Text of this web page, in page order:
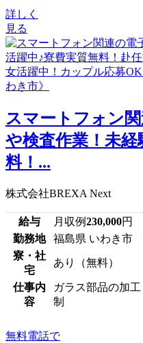
詳しく
見る
スマートフォン
や検査作業！未経
料！...
株式会社BREXA Next
給与 月収例230,000円
勤務地
福島県 いわき市
寮・社
宅
あり（無料）
仕事内
容
ガラス部品の加
制
無料電話で